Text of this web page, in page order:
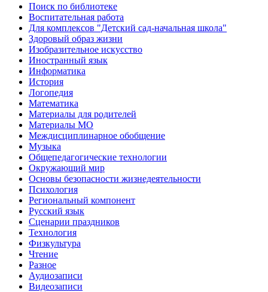
Поиск по библиотеке
Воспитательная работа
Для комплексов "Детский сад-начальная школа"
Здоровый образ жизни
Изобразительное искусство
Иностранный язык
Информатика
История
Логопедия
Математика
Материалы для родителей
Материалы МО
Междисциплинарное обобщение
Музыка
Общепедагогические технологии
Окружающий мир
Основы безопасности жизнедеятельности
Психология
Региональный компонент
Русский язык
Сценарии праздников
Технология
Физкультура
Чтение
Разное
Аудиозаписи
Видеозаписи